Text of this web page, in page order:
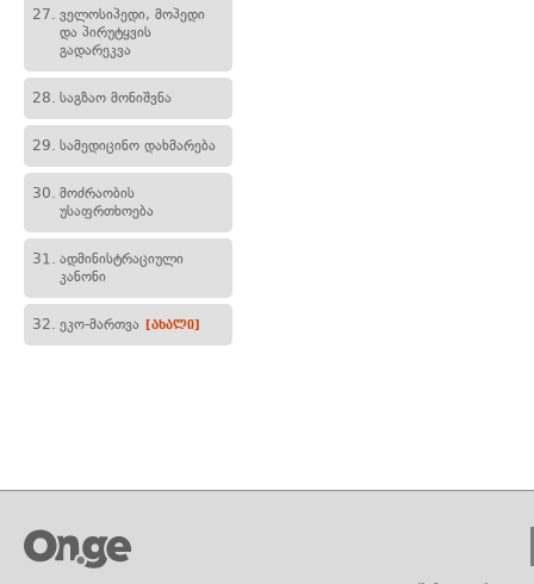
27. ველოსიპედი, მოპედი
და პირუტყვის
გადარეკვა
28. საგზაო მონიშვნა
29. სამედიცინო დახმარება
30. მოძრაობის
უსაფრთხოება
31. ადმინისტრაციული
კანონი
32. ეკო-მართვა [ახალი]